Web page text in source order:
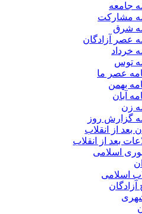
جامعه
مشارکت
شرق
عصر آزادگان
خرداد
توس
عصر ما
بهمن
آبان
زن
گزارش روز
بعد از انقلاب
بعد از انقلاب
اسلامی
اسلامی